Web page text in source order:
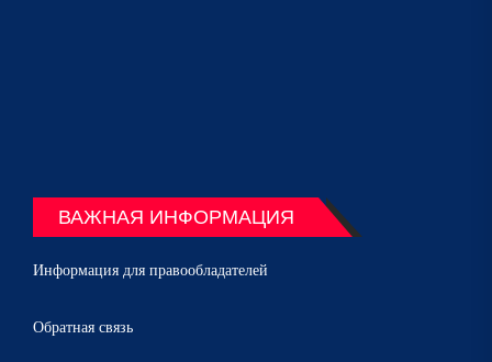
ВАЖНАЯ ИНФОРМАЦИЯ
Информация для правообладателей
Обратная связь